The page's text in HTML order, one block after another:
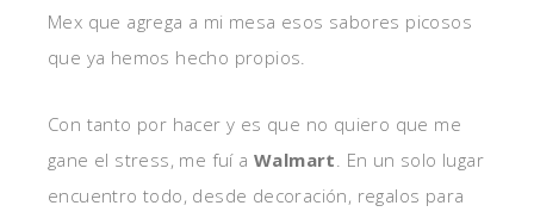
Mex que agrega a mi mesa esos sabores picosos
que ya hemos hecho propios.
Con tanto por hacer y es que no quiero que me
gane el stress, me fuí a Walmart. En un solo lugar
encuentro todo, desde decoración, regalos para